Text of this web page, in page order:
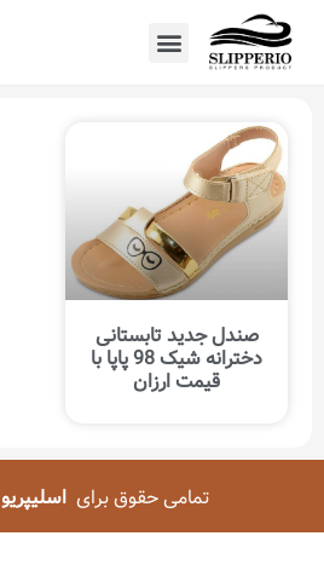
صندل جدید تابستانی
دخترانه شیک 98 پاپا با
قیمت ارزان
تمامی حقوق برایاسلیپریو